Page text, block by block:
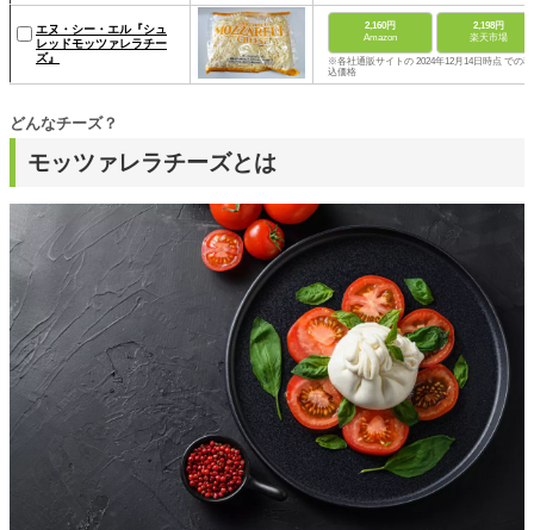
エヌ・シー・エル『シュ
レッドモッツァレラチー
ズ』
2,160円
Amazon
2,198円
楽天市場
※各社通販サイトの 2024年12月14日時点 での税
込価格
モッツァレラチーズとは
どんなチーズ？